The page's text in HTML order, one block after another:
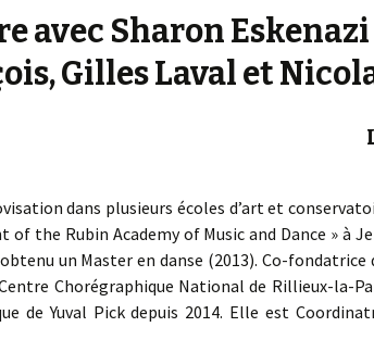
avec Sharon Eskenazi
Gilles Laval et
dans plusieurs écoles d’art et
the Rubin Academy of Music and Dance » à
un Master en danse (2013). Co-fondatrice
Chorégraphique National de Rillieux-la-
de Yuval Pick depuis 2014. Elle est